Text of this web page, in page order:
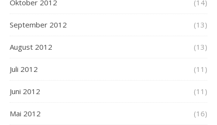
Oktober 2012 (14)
September 2012 (13)
August 2012 (13)
Juli 2012 (11)
Juni 2012 (11)
Mai 2012 (16)